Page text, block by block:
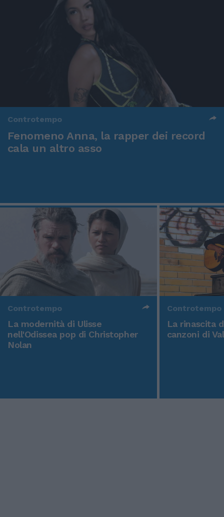
Controtempo
Fenomeno Anna, la rapper dei record
cala un altro asso
Controtempo
La modernità di Ulisse
nell'Odissea pop di Christopher
Nolan
Controtempo
La rinascita
canzoni di